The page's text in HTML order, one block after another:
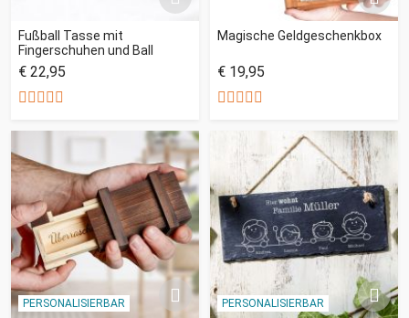
Fußball Tasse mit
Fingerschuhen und Ball
€ 22,95
Magische Geldgeschenkbox
€ 19,95
PERSONALISIERBAR PERSONALISIERBAR